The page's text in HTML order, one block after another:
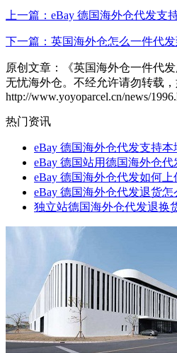
上一篇：eBay 德国海外仓代发支
下一篇：英国海外仓怎么一件代发
原创文章：《英国海外仓一件代
无忧海外仓。不经允许请勿转载
http://www.yoyoparcel.cn/news/
热门资讯
eBay 德国海外仓代发支持本
eBay 德国站用德国海外仓代
eBay 德国海外仓代发如何上
eBay 德国海外仓代发退货怎
独立站德国海外仓代发退换